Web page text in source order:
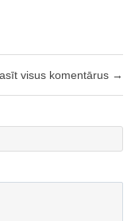
visus komentārus →